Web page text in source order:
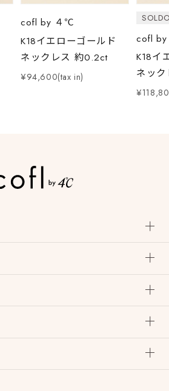
cofl by ４℃
K18イエローゴールド
ネックレス 約0.2ct
¥94,600(tax in)
cofl
K18イ
ネッ